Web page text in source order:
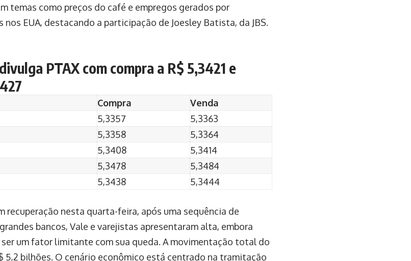
temas como preços do café e empregos gerados por
EUA, destacando a participação de Joesley Batista, da JBS.
PTAX com compra a R$ 5,3421 e
Compra
Venda
5,3357
5,3363
5,3358
5,3364
5,3408
5,3414
5,3478
5,3484
5,3438 5,3444
recuperação nesta quarta-feira, após uma sequência de
bancos, Vale e varejistas apresentaram alta, embora
um fator limitante com sua queda. A movimentação total do
5,2 bilhões. O cenário econômico está centrado na tramitação